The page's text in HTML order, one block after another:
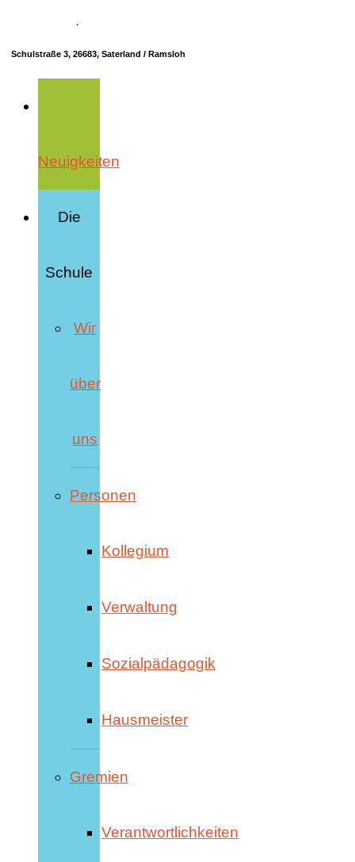
·
Schulstraße 3, 26683, Saterland / Ramsloh
Neuigkeiten
Die
Schule
Wir
über
uns
Personen
Kollegium
Verwaltung
Sozialpädagogik
Hausmeister
Gremien
Verantwortlichkeiten